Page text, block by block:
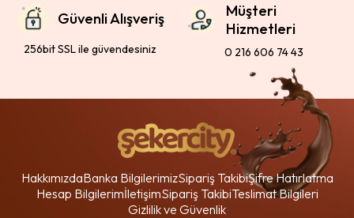
Güvenli Alışveriş
256bit SSL ile güvendesiniz
Müşteri
Hizmetleri
0 216 606 74 43
HakkımızdaBanka BilgilerimizSipariş TakibiŞifre Hatırlatma
Hesap BilgilerimİletişimSipariş TakibiTeslimat Bilgileri
Gizlilik ve Güvenlik